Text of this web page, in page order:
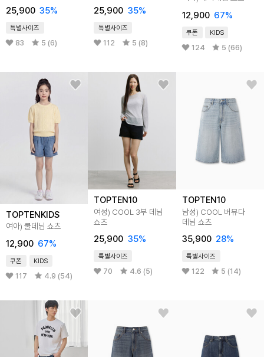
25,900 35%
특별사이즈
83 5 (6)
25,900 35%
특별사이즈
112 5 (8)
12,900 67%
쿠폰 KIDS
124 5 (66)
TOPTENKIDS
여아) 쿨데님 쇼츠
12,900 67%
쿠폰 KIDS
117 4.9 (54)
TOPTEN10
여성) COOL 3부 데님
쇼츠
25,900 35%
특별사이즈
70 4.6 (5)
TOPTEN10
남성) COOL 버뮤다
데님 쇼츠
35,900 28%
특별사이즈
122 5 (14)